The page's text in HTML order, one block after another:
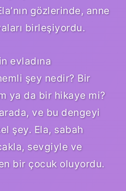
gözlerinde, anne
birleşiyordu.
evladına
şey nedir? Bir
ya da bir hikaye mi?
ve bu dengeyi
şey. Ela, sabah
sevgiyle ve
bir çocuk oluyordu.